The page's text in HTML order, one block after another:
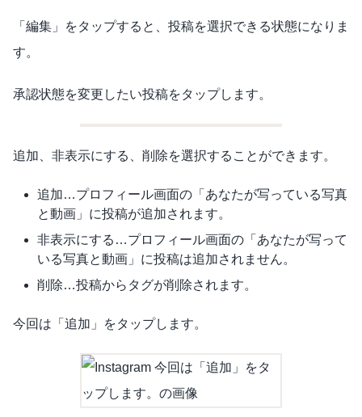
「編集」をタップすると、投稿を選択できる状態になりま
す。
承認状態を変更したい投稿をタップします。
追加、非表示にする、削除を選択することができます。
追加…プロフィール画面の「あなたが写っている写真
と動画」に投稿が追加されます。
非表示にする…プロフィール画面の「あなたが写って
いる写真と動画」に投稿は追加されません。
削除…投稿からタグが削除されます。
今回は「追加」をタップします。